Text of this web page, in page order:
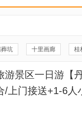
坑 十里画廊 桂
遇龙河竹筏漂游 《长
游景区一日游【
上门接送+1-6人